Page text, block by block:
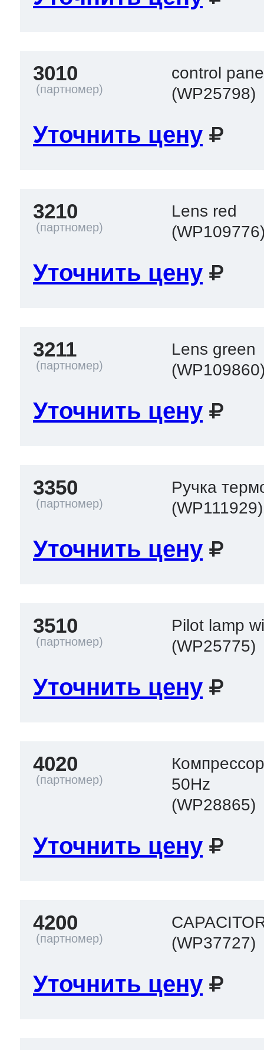
3010
control
(WP25798)
Уточнить цену
3210
Lens red
Уточнить цену
3211
Lens green
Уточнить цену
3350
Ручка
(WP111929)
Уточнить цену
3510
Pilot lamp
(WP25775)
Уточнить цену
4020
50Hz
(WP28865)
Уточнить цену
4200
(WP37727)
Уточнить цену